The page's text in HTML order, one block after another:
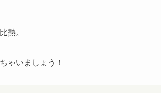
熱。
ゃいましょう！